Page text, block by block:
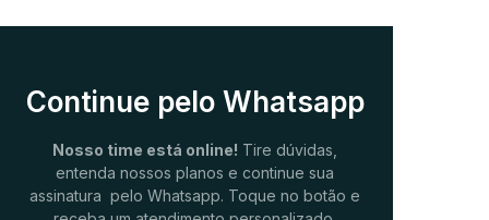
Continue pelo Whatsapp
Nosso time está online! Tire dúvidas,
entenda nossos planos e continue sua
assinatura pelo Whatsapp. Toque no botão e